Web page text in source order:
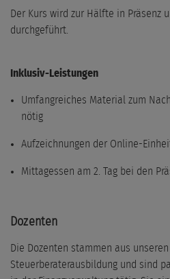
Der Kurs wird zur Hälfte in Präsenz
durchgeführt.
Inklusiv-Leistungen
Umfangreiches Material zum
nötig
Aufzeichnungen der Online-
Mittagessen am 2. Tag bei den
Dozenten
Die Dozenten stammen aus
Steuerberaterausbildung und sind